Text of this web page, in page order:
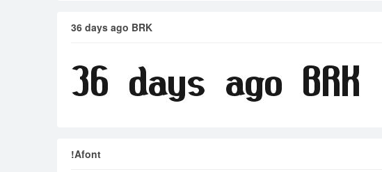
36 days ago BRK
!Afont